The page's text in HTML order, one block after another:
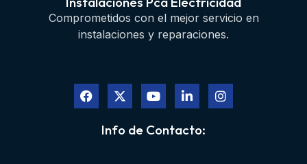
Comprometidos con el mejor servicio en
instalaciones y reparaciones.
Info de Contacto: